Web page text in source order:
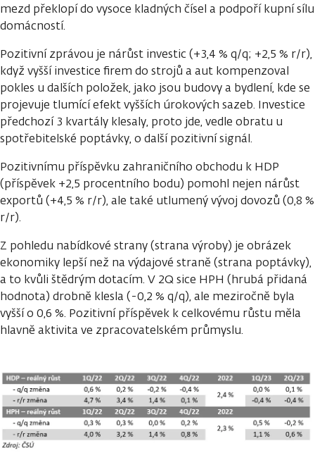
mezd překlopí do vysoce kladných čísel a podpoří kupní sílu
domácností.
Pozitivní zprávou je nárůst investic (+3,4 % q/q; +2,5 % r/r),
když vyšší investice firem do strojů a aut kompenzoval
pokles u dalších položek, jako jsou budovy a bydlení, kde se
projevuje tlumící efekt vyšších úrokových sazeb. Investice
předchozí 3 kvartály klesaly, proto jde, vedle obratu u
spotřebitelské poptávky, o další pozitivní signál.
Pozitivnímu příspěvku zahraničního obchodu k HDP
(příspěvek +2,5 procentního bodu) pomohl nejen nárůst
exportů (+4,5 % r/r), ale také utlumený vývoj dovozů (0,8 %
r/r).
Z pohledu nabídkové strany (strana výroby) je obrázek
ekonomiky lepší než na výdajové straně (strana poptávky),
a to kvůli štědrým dotacím. V 2Q sice HPH (hrubá přidaná
hodnota) drobně klesla (-0,2 % q/q), ale meziročně byla
vyšší o 0,6 %. Pozitivní příspěvek k celkovému růstu měla
hlavně aktivita ve zpracovatelském průmyslu.